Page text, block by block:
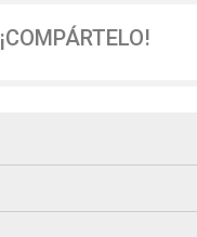
¡COMPÁRTELO!